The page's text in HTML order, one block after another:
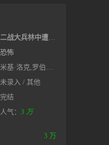
二战大兵林中遭女巫挡道，奇幻新片#猎战
恐怖
米基·洛克,罗伯特·克耐普,杰克逊·拉斯波恩
未录入 / 其他
完结
人气：3 万
3 万